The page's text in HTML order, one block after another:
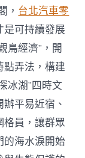
， 台北汽車零
是可持續發展
鳥經濟”，開
點弄法，構建
冰湖”四時文
平易近宿、
格員，讓群眾
的海水淚開始